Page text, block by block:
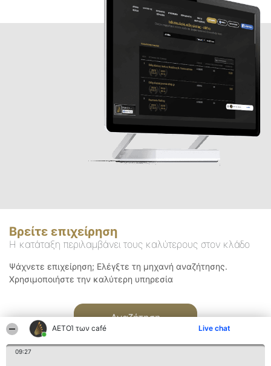
ΑΕΤΟΊ των café Live chat
09:27
Βρείτε επιχείρηση
Η κατάταξη περιλαμβάνει τους καλύτερους στον κλάδο
Ψάχνετε επιχείρηση; Ελέγξτε τη μηχανή αναζήτησης.
Χρησιμοποιήστε την καλύτερη υπηρεσία
Αναζήτηση